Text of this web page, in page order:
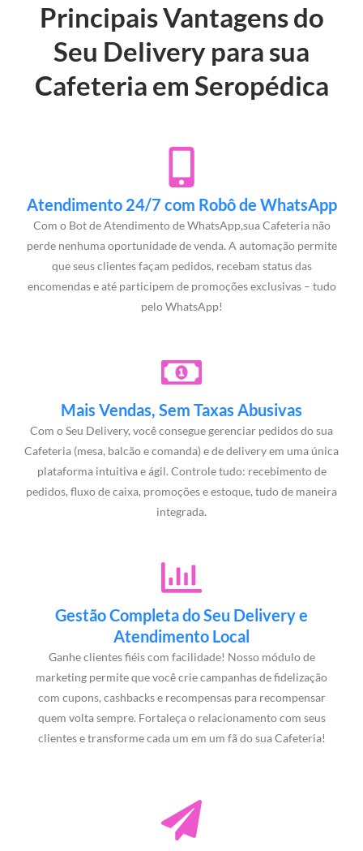
Principais Vantagens do
Seu Delivery para sua
Cafeteria em Seropédica
Atendimento 24/7 com Robô de WhatsApp
Com o Bot de Atendimento de WhatsApp,sua Cafeteria não
perde nenhuma oportunidade de venda. A automação permite
que seus clientes façam pedidos, recebam status das
encomendas e até participem de promoções exclusivas – tudo
pelo WhatsApp!
Mais Vendas, Sem Taxas Abusivas
Com o Seu Delivery, você consegue gerenciar pedidos do sua
Cafeteria (mesa, balcão e comanda) e de delivery em uma única
plataforma intuitiva e ágil. Controle tudo: recebimento de
pedidos, fluxo de caixa, promoções e estoque, tudo de maneira
integrada.
Gestão Completa do Seu Delivery e
Atendimento Local
Ganhe clientes fiéis com facilidade! Nosso módulo de
marketing permite que você crie campanhas de fidelização
com cupons, cashbacks e recompensas para recompensar
quem volta sempre. Fortaleça o relacionamento com seus
clientes e transforme cada um em um fã do sua Cafeteria!